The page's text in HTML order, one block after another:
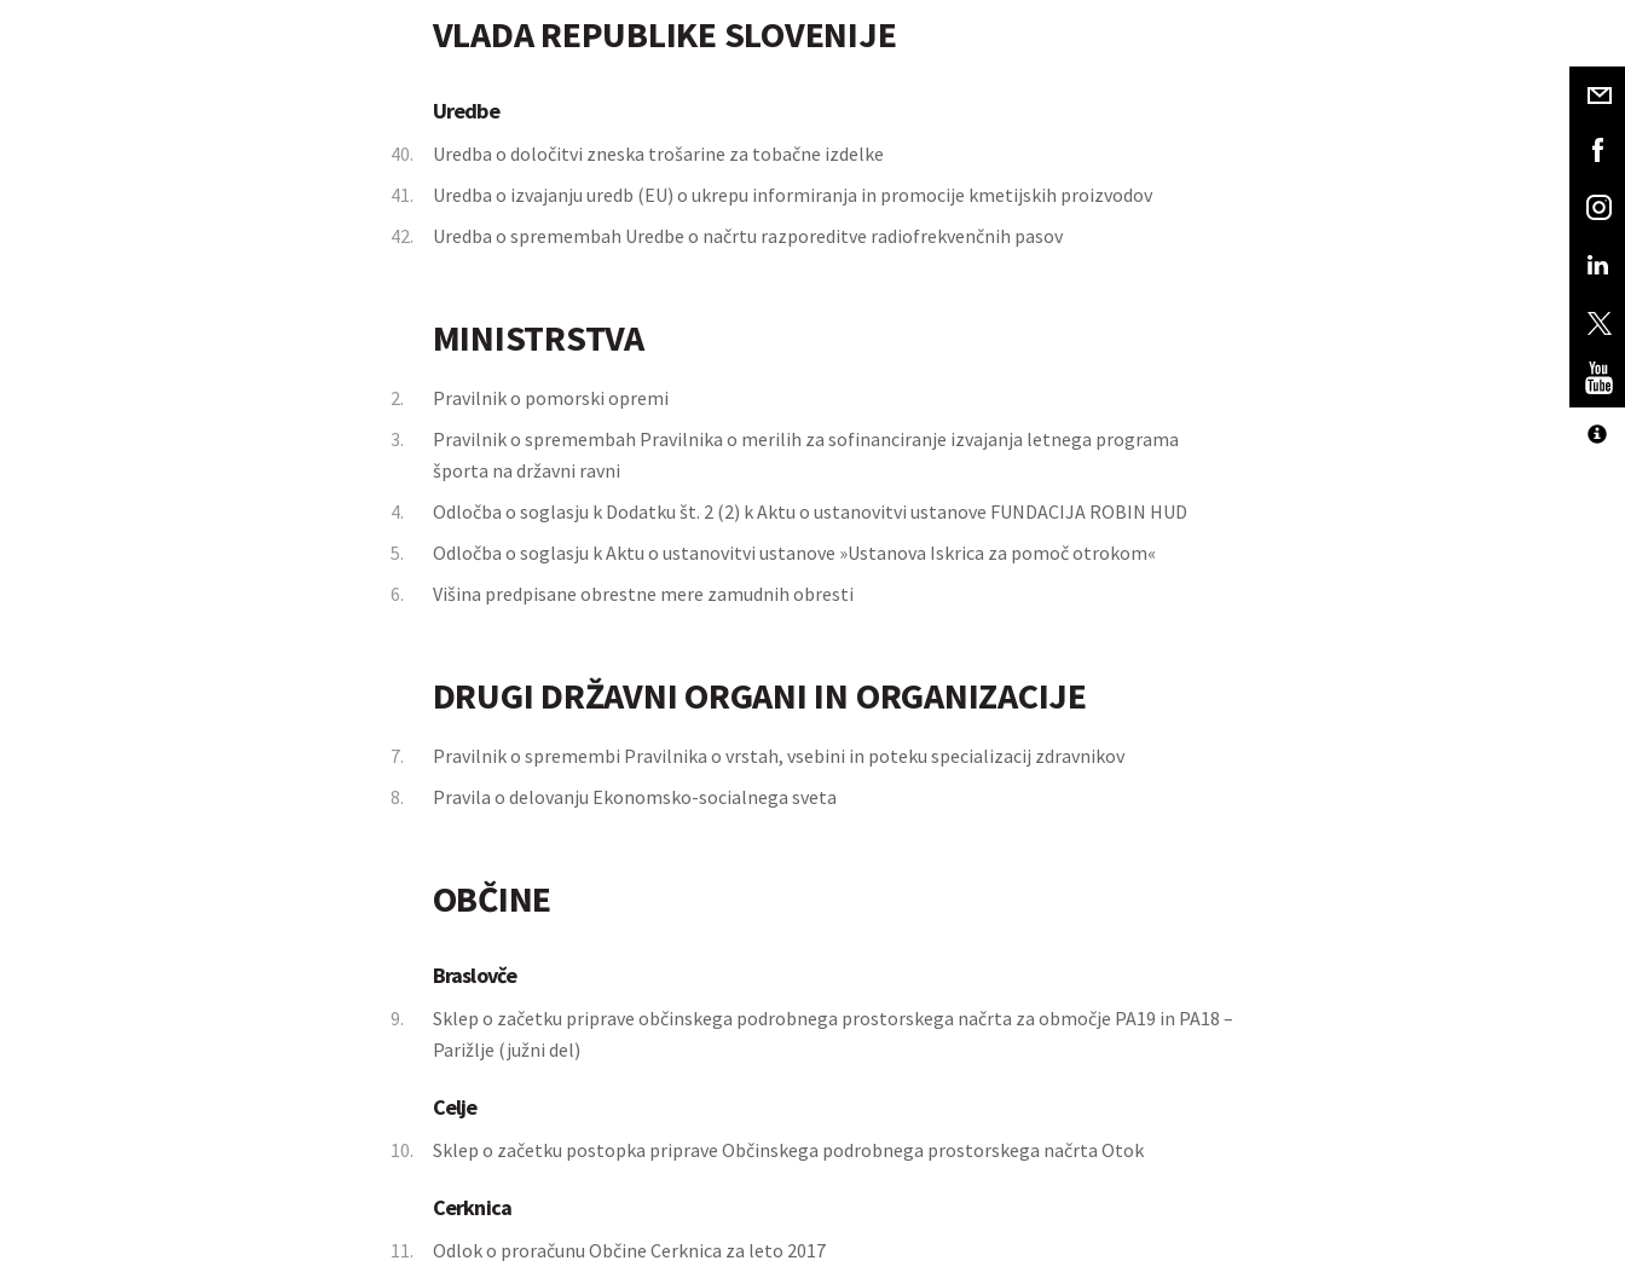
VLADA REPUBLIKE SLOVENIJE
Uredbe
40.
Uredba o določitvi zneska trošarine za tobačne izdelke
41.
Uredba o izvajanju uredb (EU) o ukrepu informiranja in promocije kmetijskih proizvodov
42.
Uredba o spremembah Uredbe o načrtu razporeditve radiofrekvenčnih pasov
MINISTRSTVA
2.
Pravilnik o pomorski opremi
3.
Pravilnik o spremembah Pravilnika o merilih za sofinanciranje izvajanja letnega programa
športa na državni ravni
4.
Odločba o soglasju k Dodatku št. 2 (2) k Aktu o ustanovitvi ustanove FUNDACIJA ROBIN HUD
5.
Odločba o soglasju k Aktu o ustanovitvi ustanove »Ustanova Iskrica za pomoč otrokom«
6.
Višina predpisane obrestne mere zamudnih obresti
DRUGI DRŽAVNI ORGANI IN ORGANIZACIJE
7.
Pravilnik o spremembi Pravilnika o vrstah, vsebini in poteku specializacij zdravnikov
8.
Pravila o delovanju Ekonomsko-socialnega sveta
OBČINE
Braslovče
9.
Sklep o začetku priprave občinskega podrobnega prostorskega načrta za območje PA19 in PA18 –
Parižlje (južni del)
Celje
10. Sklep o začetku postopka priprave Občinskega podrobnega prostorskega načrta Otok
Cerknica
11.
Odlok o proračunu Občine Cerknica za leto 2017